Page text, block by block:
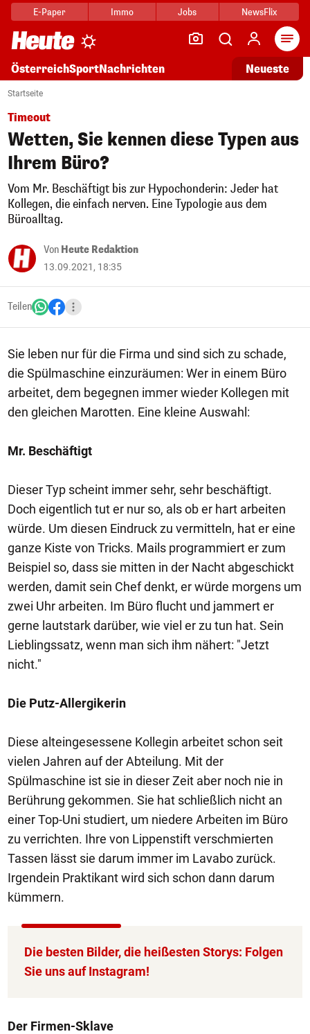
E-Paper Immo Jobs NewsFlix
ÖsterreichSportNachrichten Neueste
Startseite
Timeout
Wetten, Sie kennen diese Typen aus
Ihrem Büro?
Vom Mr. Beschäftigt bis zur Hypochonderin: Jeder hat
Kollegen, die einfach nerven. Eine Typologie aus dem
Büroalltag.
Von Heute Redaktion
13.09.2021, 18:35
Teilen
Sie leben nur für die Firma und sind sich zu schade,
die Spülmaschine einzuräumen: Wer in einem Büro
arbeitet, dem begegnen immer wieder Kollegen mit
den gleichen Marotten. Eine kleine Auswahl:
Mr. Beschäftigt
Dieser Typ scheint immer sehr, sehr beschäftigt.
Doch eigentlich tut er nur so, als ob er hart arbeiten
würde. Um diesen Eindruck zu vermitteln, hat er eine
ganze Kiste von Tricks. Mails programmiert er zum
Beispiel so, dass sie mitten in der Nacht abgeschickt
werden, damit sein Chef denkt, er würde morgens um
zwei Uhr arbeiten. Im Büro flucht und jammert er
gerne lautstark darüber, wie viel er zu tun hat. Sein
Lieblingssatz, wenn man sich ihm nähert: "Jetzt
nicht."
Die Putz-Allergikerin
Diese alteingesessene Kollegin arbeitet schon seit
vielen Jahren auf der Abteilung. Mit der
Spülmaschine ist sie in dieser Zeit aber noch nie in
Berührung gekommen. Sie hat schließlich nicht an
einer Top-Uni studiert, um niedere Arbeiten im Büro
zu verrichten. Ihre von Lippenstift verschmierten
Tassen lässt sie darum immer im Lavabo zurück.
Irgendein Praktikant wird sich schon dann darum
kümmern.
Die besten Bilder, die heißesten Storys: Folgen
Sie uns auf Instagram!
Der Firmen-Sklave